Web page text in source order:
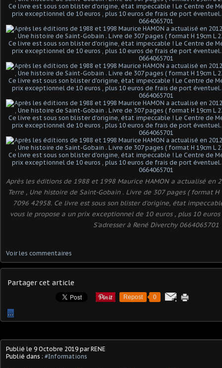
Après les éditions de 1988 et 1998 Maurice HAMON a actualisé en
Terre , Une histoire de Saint-Gobain . Livre de 307 pages ( format H
7096 42958. Ce livre est sous son blister d'origine, état
vous le propose a un prix exceptionnel de 10 euros , plus 10
S'adresser à René Diverchy 0664065701
Voir les commentaires
Partager cet article
Repost 0
…
Publié le 9 Octobre 2019 par RENE
Publié dans : #Informations